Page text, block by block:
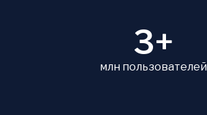
3+
млн пользователей